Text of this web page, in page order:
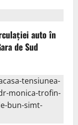
auto în
de Sud